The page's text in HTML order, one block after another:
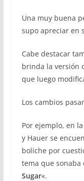
Una muy buena
supo apreciar en
Cabe destacar
brinda la versión
que luego
Los cambios
Por ejemplo, en
y Hauer se
boliche por
tema que sonaba
Sugar«.